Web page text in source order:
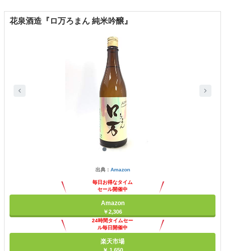
花泉酒造『ロ万ろまん 純米吟醸』
出典： Amazon
毎日お得なタイム
セール開催中
Amazon
￥2,306
24時間タイムセー
ル毎日開催中
楽天市場
￥ 1,650